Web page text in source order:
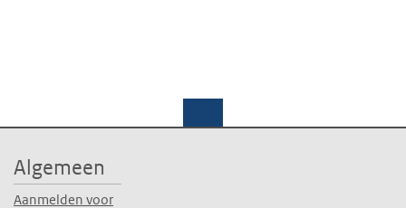
Algemeen
Aanmelden voor